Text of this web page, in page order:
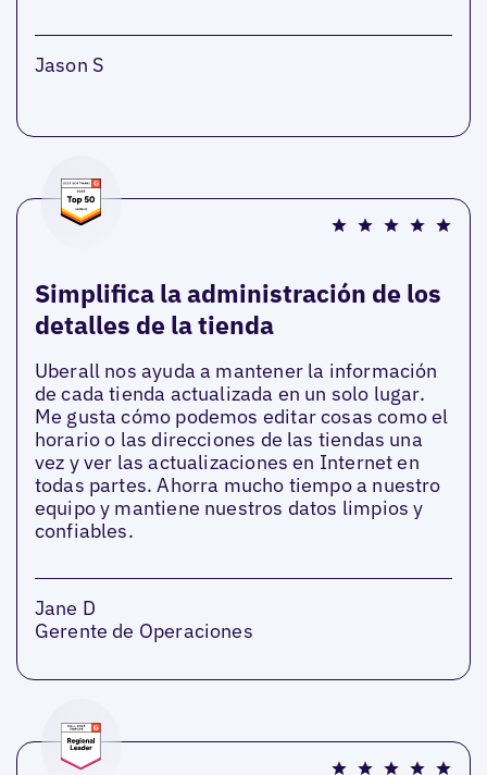
Jason S
Simplifica la administración de los
detalles de la tienda
Uberall nos ayuda a mantener la información
de cada tienda actualizada en un solo lugar.
Me gusta cómo podemos editar cosas como el
horario o las direcciones de las tiendas una
vez y ver las actualizaciones en Internet en
todas partes. Ahorra mucho tiempo a nuestro
equipo y mantiene nuestros datos limpios y
confiables.
Jane D
Gerente de Operaciones